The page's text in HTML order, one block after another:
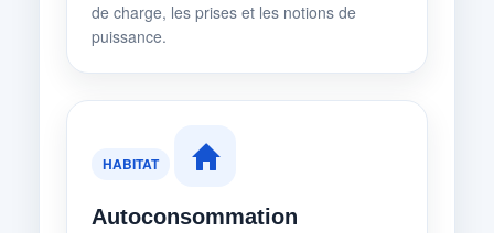
de charge, les prises et les notions de
puissance.
HABITAT
Autoconsommation